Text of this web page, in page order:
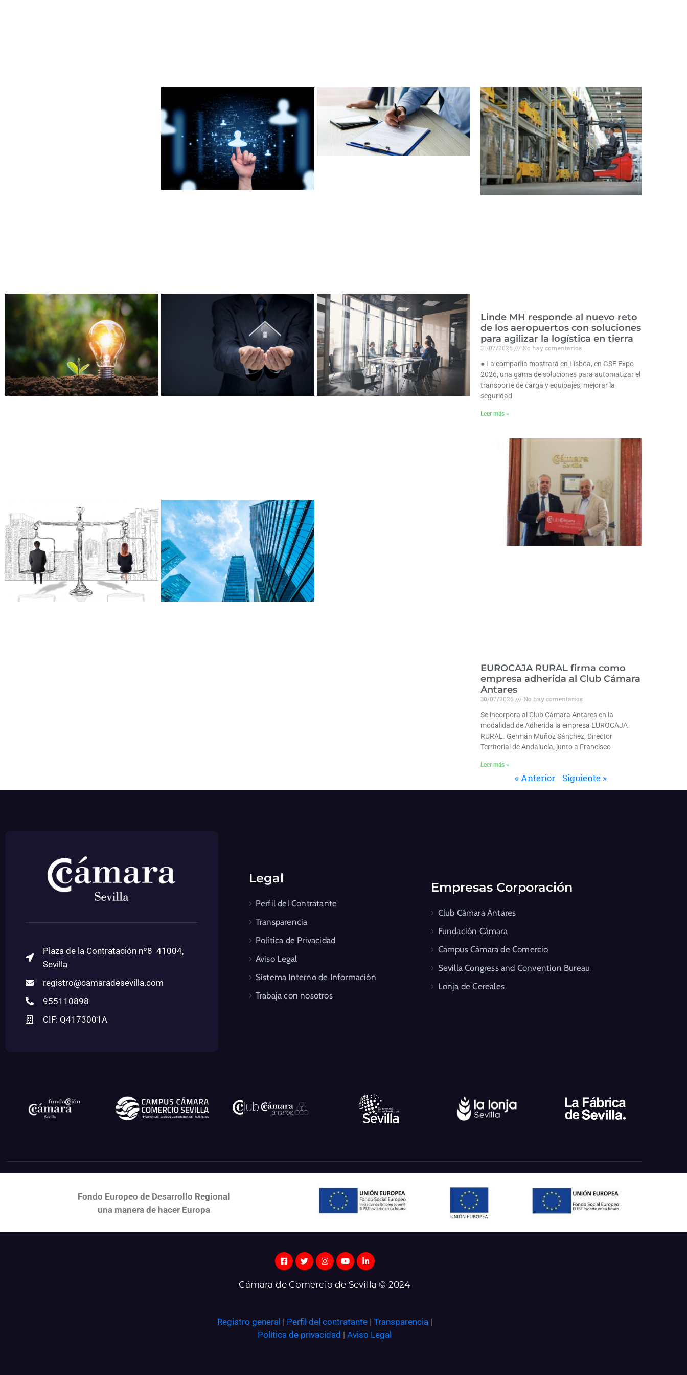
Linde MH responde al nuevo reto
de los aeropuertos con soluciones
para agilizar la logística en tierra
31/07/2026
No hay comentarios
● La compañía mostrará en Lisboa, en GSE Expo
2026, una gama de soluciones para automatizar el
transporte de carga y equipajes, mejorar la
seguridad
Leer más »
EUROCAJA RURAL firma como
empresa adherida al Club Cámara
Antares
30/07/2026
No hay comentarios
Se incorpora al Club Cámara Antares en la
modalidad de Adherida la empresa EUROCAJA
RURAL. Germán Muñoz Sánchez, Director
Territorial de Andalucía, junto a Francisco
Leer más »
« Anterior Siguiente »
Plaza de la Contratación nº8 41004,
Sevilla
registro@camaradesevilla.com
955110898
CIF: Q4173001A
Legal
Perfil del Contratante
Transparencia
Política de Privacidad
Aviso Legal
Sistema Interno de Información
Trabaja con nosotros
Empresas Corporación
Club Cámara Antares
Fundación Cámara
Campus Cámara de Comercio
Sevilla Congress and Convention Bureau
Lonja de Cereales
Fondo Europeo de Desarrollo Regional
una manera de hacer Europa
Cámara de Comercio de Sevilla © 2024
Registro general | Perfil del contratante| Transparencia|
Política de privacidad | Aviso Legal